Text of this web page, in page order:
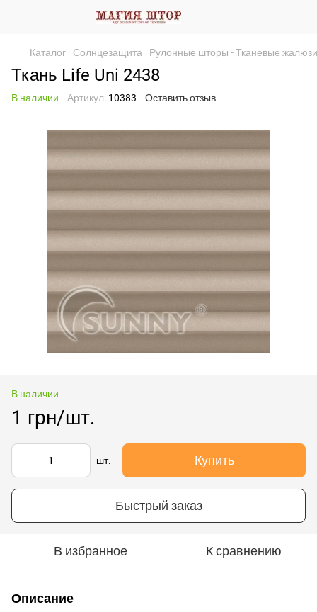
Каталог Солнцезащита Рулонные шторы - Тканевые жалюзи
Ткань Life Uni 2438
В наличии Артикул: 10383 Оставить отзыв
В наличии
1 грн/шт.
шт. Купить
Быстрый заказ
В избранное К сравнению
Описание